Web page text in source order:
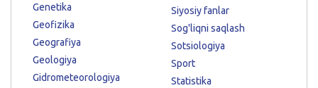
Genetika
Geofizika
Geografiya
Geologiya
Gidrometeorologiya
Siyosiy fanlar
Sog'liqni saqlash
Sotsiologiya
Sport
Statistika